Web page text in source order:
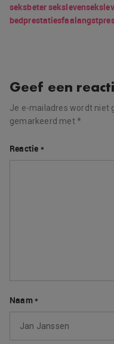
seksbeter seksleven
bedprestatiesfaalangst
Geef een
Je e-mailadres wordt niet
gemarkeerd met*
Reactie *
Naam*